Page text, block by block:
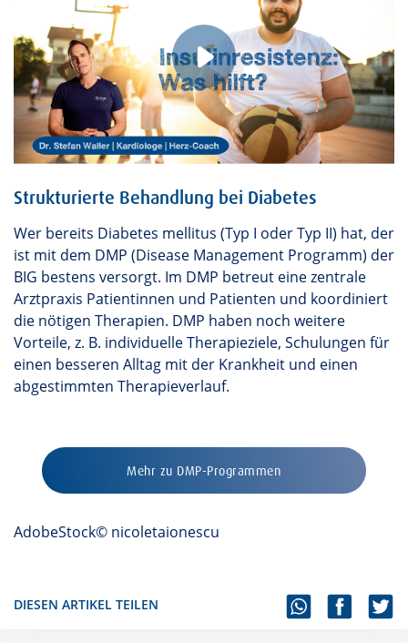
Strukturierte Behandlung bei Diabetes
Wer bereits Diabetes mellitus (Typ I oder Typ II) hat, der
ist mit dem DMP (Disease Management Programm) der
BIG bestens versorgt. Im DMP betreut eine zentrale
Arztpraxis Patientinnen und Patienten und koordiniert
die nötigen Therapien. DMP haben noch weitere
Vorteile, z. B. individuelle Therapieziele, Schulungen für
einen besseren Alltag mit der Krankheit und einen
abgestimmten Therapieverlauf.
Mehr zu DMP-Programmen
AdobeStock© nicoletaionescu
DIESEN ARTIKEL TEILEN